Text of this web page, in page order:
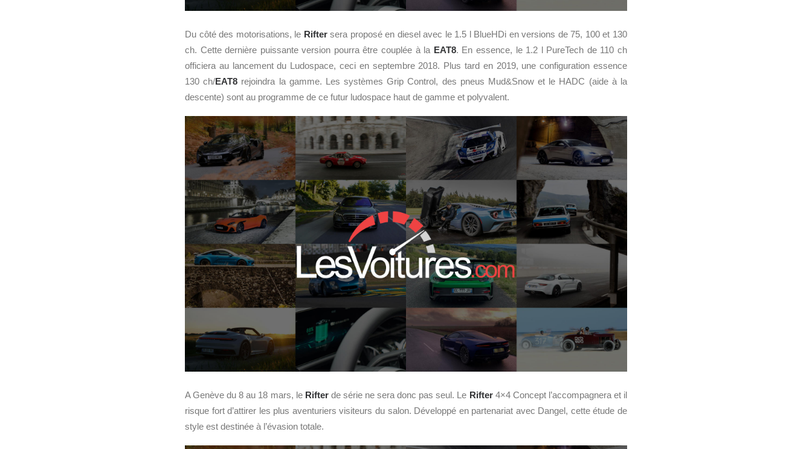
Du côté des motorisations, le Riftersera proposé en diesel avec le 1.5 l BlueHDi en versions de 75, 100 et 130
ch. Cette dernière puissante version pourra être couplée à la EAT8. En essence, le 1.2 l PureTech de 110 ch
officiera au lancement du Ludospace, ceci en septembre 2018. Plus tard en 2019, une configuration essence
130 ch/EAT8 rejoindra la gamme. Les systèmes Grip Control, des pneus Mud&Snow et le HADC (aide à la
descente) sont au programme de ce futur ludospace haut de gamme et polyvalent.
A Genève du 8 au 18 mars, le Rifterde série ne sera donc pas seul. Le Rifter4×4 Concept l’accompagnera et il
risque fort d’attirer les plus aventuriers visiteurs du salon. Développé en partenariat avec Dangel, cette étude de
style est destinée à l’évasion totale.